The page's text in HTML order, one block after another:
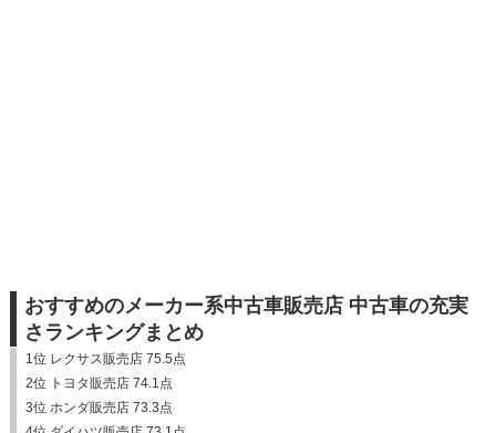
おすすめのメーカー系中古車販売店 中古車の充実
さランキングまとめ
1位 レクサス販売店 75.5点
2位 トヨタ販売店 74.1点
3位 ホンダ販売店 73.3点